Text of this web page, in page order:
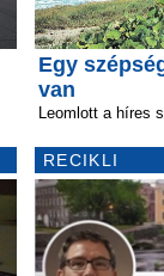
Egy
van
Leomlott a híres
RECIKLI